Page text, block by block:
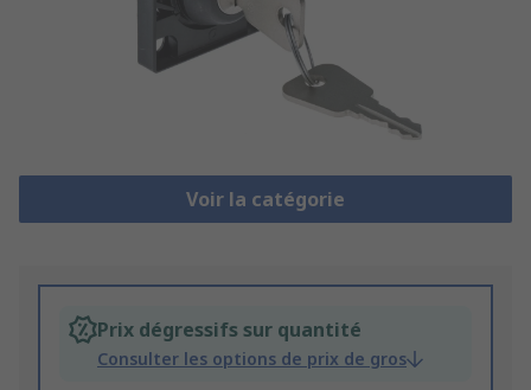
Voir la catégorie
Prix dégressifs sur quantité
Consulter les options de prix de gros